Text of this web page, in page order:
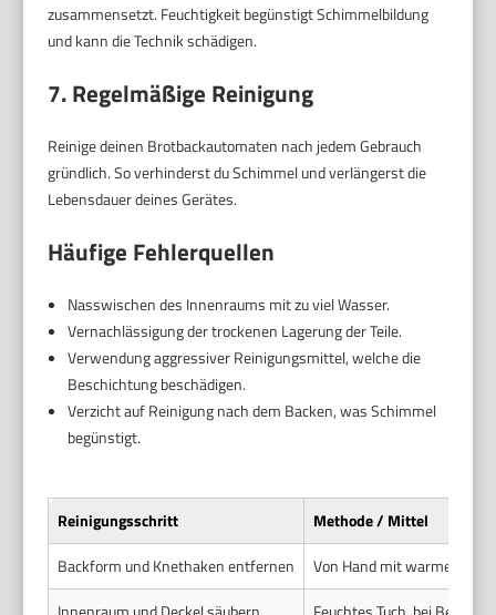
zusammensetzt. Feuchtigkeit begünstigt Schimmelbildung
und kann die Technik schädigen.
7. Regelmäßige Reinigung
Reinige deinen Brotbackautomaten nach jedem Gebrauch
gründlich. So verhinderst du Schimmel und verlängerst die
Lebensdauer deines Gerätes.
Häufige Fehlerquellen
Nasswischen des Innenraums mit zu viel Wasser.
Vernachlässigung der trockenen Lagerung der Teile.
Verwendung aggressiver Reinigungsmittel, welche die
Beschichtung beschädigen.
Verzicht auf Reinigung nach dem Backen, was Schimmel
begünstigt.
Reinigungsschritt
Methode / Mittel
Backform und Knethaken entfernen
Von Hand mit warmem